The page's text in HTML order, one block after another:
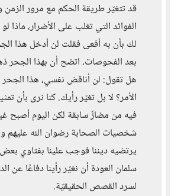
قد تتغيّر طريقة الحكم مع مرور الزمن
الفوائد التي تغلب على الأضرار،
لك بأن به أفعى فقلت لن أدخل هذا
بعد الفحوصات، اتضح أن بهذا الجحر
هل تقول: لن أناقض نفسي، هذا الجحر
الأمر؟ لا بل تغيّر رأيك. كنا نرى بأن
فيه من مضارٍّ سابقة لكن اليوم أصبح
شخصيات الصحابة رضوان الله عليهم
يرتضيه ديننا فوجب علينا بفتاوي بعض
سلمان العودة أن نغيّر رأينا دفاعًا عن
لسرد القصص الحقيقيّة.